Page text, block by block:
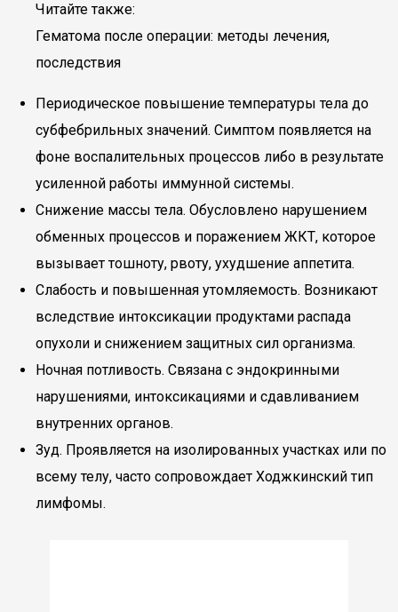
Читайте также:
Гематома после операции: методы лечения,
последствия
Периодическое повышение температуры тела до
субфебрильных значений. Симптом появляется на
фоне воспалительных процессов либо в результате
усиленной работы иммунной системы.
Снижение массы тела. Обусловлено нарушением
обменных процессов и поражением ЖКТ, которое
вызывает тошноту, рвоту, ухудшение аппетита.
Слабость и повышенная утомляемость. Возникают
вследствие интоксикации продуктами распада
опухоли и снижением защитных сил организма.
Ночная потливость. Связана с эндокринными
нарушениями, интоксикациями и сдавливанием
внутренних органов.
Зуд. Проявляется на изолированных участках или по
всему телу, часто сопровождает Ходжкинский тип
лимфомы.